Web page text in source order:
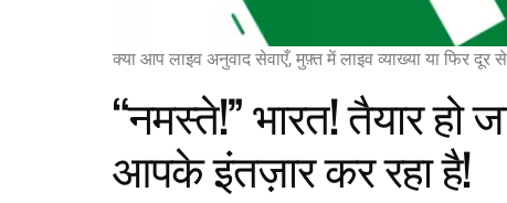
क्या आप लाइव अनुवाद सेवाएँ, मुफ़्त में लाइव व्याख्या या फिर
“नमस्ते!” भारत! तैयार
आपके इंतज़ार कर रहा है!